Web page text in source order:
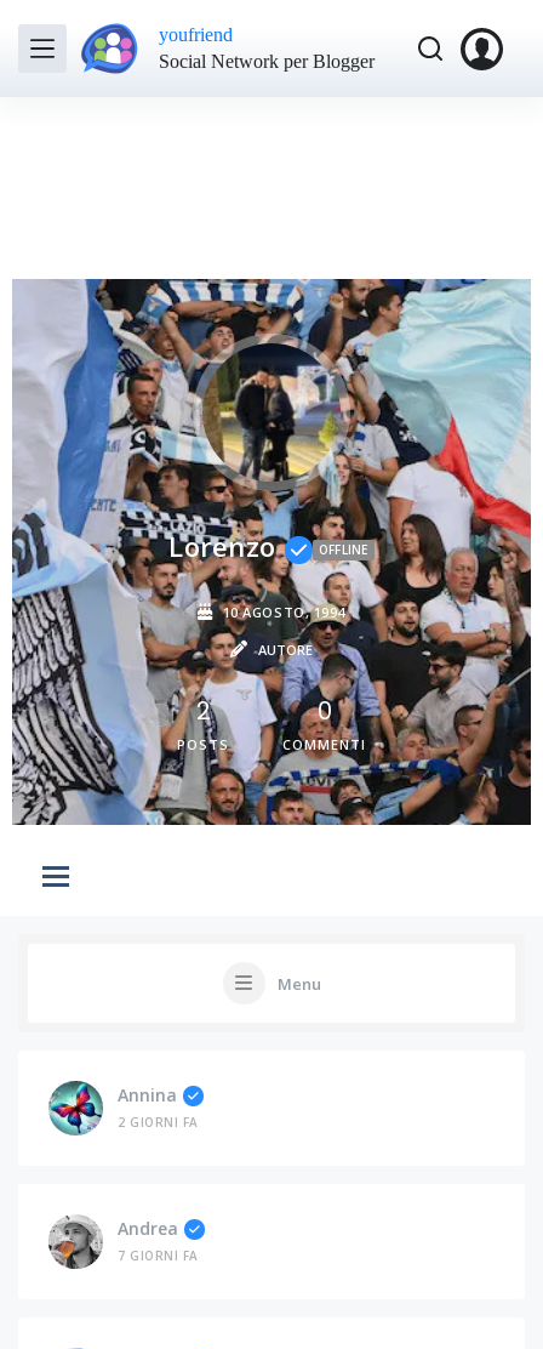
youfriend
Social Network per Blogger
Lorenzo OFFLINE
10 AGOSTO, 1994
AUTORE
2
POSTS
0
COMMENTI
Menu
Annina
2 GIORNI FA
Andrea
7 GIORNI FA